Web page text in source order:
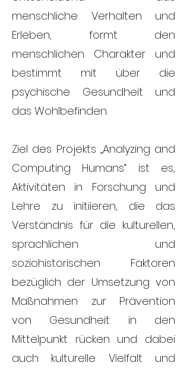
menschliche Verhalten und
Erleben, formt den
menschlichen Charakter und
bestimmt mit über die
psychische Gesundheit und
das Wohlbefinden.
Ziel des Projekts „Analyzing and
Computing Humans“ ist es,
Aktivitäten in Forschung und
Lehre zu initiieren, die das
Verständnis für die kulturellen,
sprachlichen und
soziohistorischen Faktoren
bezüglich der Umsetzung von
Maßnahmen zur Prävention
von Gesundheit in den
Mittelpunkt rücken und dabei
auch kulturelle Vielfalt und